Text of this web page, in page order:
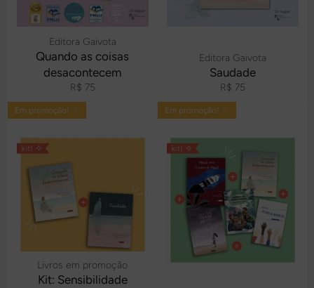
Editora Gaivota
Quando as coisas
desacontecem
Preço
normal
R$ 75
Editora Gaivota
Saudade
Preço
normal
R$ 75
Livros em promoção
Kit: Sensibilidade
Em promoção! ☆ Em promoção! ☆